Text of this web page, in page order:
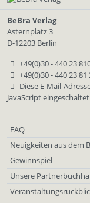
BeBra Verlag
Asternplatz 3
D-12203 Berlin
+49(0)30 - 440 23
+49(0)30 - 440 23 81
Diese E-Mail-
JavaScript
FAQ
Neuigkeiten aus dem
Gewinnspiel
Unsere